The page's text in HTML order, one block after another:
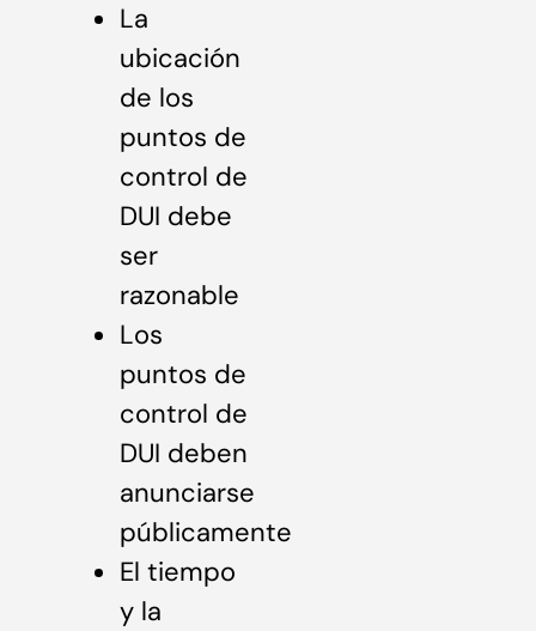
La
ubicación
de los
puntos de
control de
DUI debe
ser
razonable
Los
puntos de
control de
DUI deben
anunciarse
públicamente
El tiempo
y la